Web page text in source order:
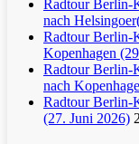
Radtour Berlin-
nach
Radtour Berlin-
Kopenhagen
Radtour Berlin-
nach
Radtour Berlin-
(27. Juni 2026)